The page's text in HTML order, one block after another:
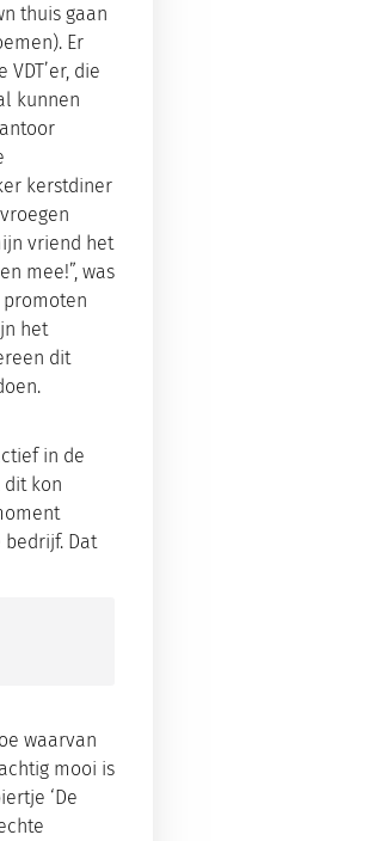
thuis gaan
Er
die
kunnen
kerstdiner
vriend het
mee!”, was
promoten
het
dit
in de
dit kon
Dat
waarvan
mooi is
‘De